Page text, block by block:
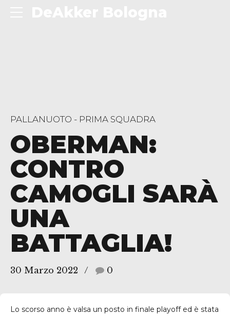
PALLANUOTO - PRIMA SQUADRA
OBERMAN:
CONTRO
CAMOGLI SARÀ
UNA
BATTAGLIA!
30 Marzo 2022 0
Lo scorso anno è valsa un posto in finale playoff ed è stata